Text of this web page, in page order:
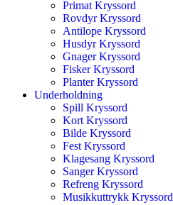
Primat Kryssord
Rovdyr Kryssord
Antilope Kryssord
Husdyr Kryssord
Gnager Kryssord
Fisker Kryssord
Planter Kryssord
Underholdning
Spill Kryssord
Kort Kryssord
Bilde Kryssord
Fest Kryssord
Klagesang Kryssord
Sanger Kryssord
Refreng Kryssord
Musikkuttrykk Kryssord